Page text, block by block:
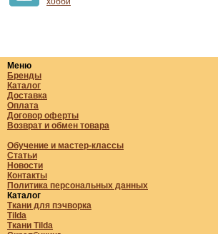
Меню
Бренды
Каталог
Доставка
Оплата
Договор оферты
Возврат и обмен товара
Обучение и мастер-классы
Статьи
Новости
Контакты
Политика персональных данных
Каталог
Ткани для пэчворка
Tilda
Ткани Tilda